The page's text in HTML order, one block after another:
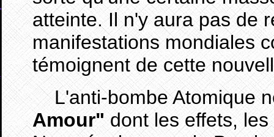
atteinte. Il n'y aura pas de
manifestations mondiales
témoignent de cette
L'anti-bombe Atomique
Amour" dont les effets,